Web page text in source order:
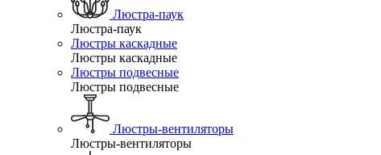
Люстра-паук
Люстра-паук
Люстры каскадные
Люстры каскадные
Люстры подвесные
Люстры подвесные
Люстры-вентиляторы
Люстры-вентиляторы